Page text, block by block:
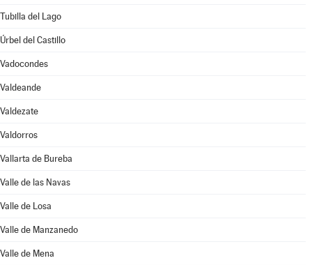
Tubilla del Lago
Úrbel del Castillo
Vadocondes
Valdeande
Valdezate
Valdorros
Vallarta de Bureba
Valle de las Navas
Valle de Losa
Valle de Manzanedo
Valle de Mena